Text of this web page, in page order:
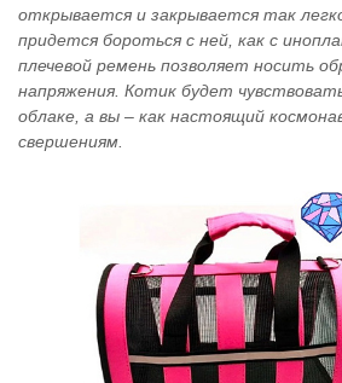
открывается и закрывается так
придется бороться с ней, как с
плечевой ремень позволяет носить
напряжения. Котик будет
облаке, а вы – как настоящий
свершениям.